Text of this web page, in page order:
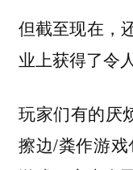
但截至现在，
业上获得了令
玩家们有的厌
擦边/粪作游